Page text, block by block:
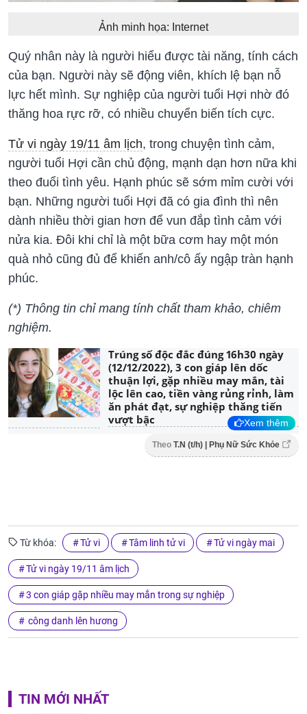
Ảnh minh họa: Internet
Quý nhân này là người hiểu được tài năng, tính cách
của bạn. Người này sẽ động viên, khích lệ bạn nỗ
lực hết mình. Sự nghiệp của người tuổi Hợi nhờ đó
thăng hoa rực rỡ, có nhiều chuyển biến tích cực.
Tử vi ngày 19/11 âm lịch, trong chuyện tình cảm,
người tuổi Hợi cần chủ động, mạnh dạn hơn nữa khi
theo đuổi tình yêu. Hạnh phúc sẽ sớm mỉm cười với
bạn. Những người tuổi Hợi đã có gia đình thì nên
dành nhiều thời gian hơn để vun đắp tình cảm với
nửa kia. Đôi khi chỉ là một bữa cơm hay một món
quà nhỏ cũng đủ để khiến anh/cô ấy ngập tràn hạnh
phúc.
(*) Thông tin chỉ mang tính chất tham khảo, chiêm
nghiệm.
Trúng số độc đắc đúng 16h30 ngày
(12/12/2022), 3 con giáp lên dốc
thuận lợi, gặp nhiều may mắn, tài
lộc lên cao, tiền vàng rủng rỉnh, làm
ăn phát đạt, sự nghiệp thăng tiến
vượt bậc
Xem thêm
Theo T.N (t/h) | Phụ Nữ Sức Khỏe
Từ khóa: Tử vi Tâm linh tử vi Tử vi ngày mai
Tử vi ngày 19/11 âm lịch
3 con giáp gặp nhiều may mắn trong sự nghiệp
công danh lên hương
TIN MỚI NHẤT